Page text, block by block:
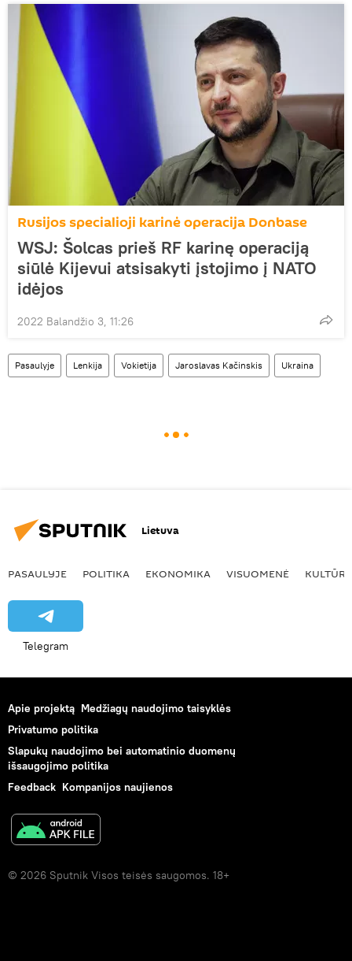
Rusijos specialioji karinė operacija Donbase
WSJ: Šolcas prieš RF karinę operaciją
siūlė Kijevui atsisakyti įstojimo į NATO
idėjos
2022 Balandžio 3, 11:26
Pasaulyje Lenkija Vokietija Jaroslavas Kačinskis Ukraina
Lietuva
PASAULYJE POLITIKA EKONOMIKA VISUOMENĖ KULTŪRA
Telegram
Apie projektą Medžiagų naudojimo taisyklės
Privatumo politika
Slapukų naudojimo bei automatinio duomenų
išsaugojimo politika
Feedback Kompanijos naujienos
© 2026 Sputnik Visos teisės saugomos. 18+